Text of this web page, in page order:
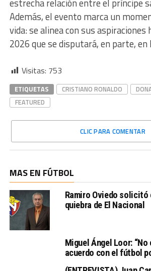
estrecha relación entre el príncipe
Además, el evento marca un
vida: se alinea con sus aspiraciones
2026 que se disputará, en parte, en
Visitas: 753
ETIQUETAS CRISTIANO RONALDO
FEATURED
CLIC PARA COMENTAR
MAS EN FÚTBOL
Ramiro Oviedo
quiebra de El Nacional
Miguel Ángel Loor: “No
acuerdo con el fútbol